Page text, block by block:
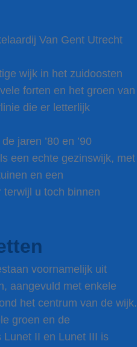
wijk in het zuidoosten
forten en het groen van
die er letterlijk
jaren ’80 en ’90
een echte gezinswijk, met
en een
u toch binnen
voornamelijk uit
aangevuld met enkele
het centrum van de wijk.
groen en de
Lunet II en Lunet III is